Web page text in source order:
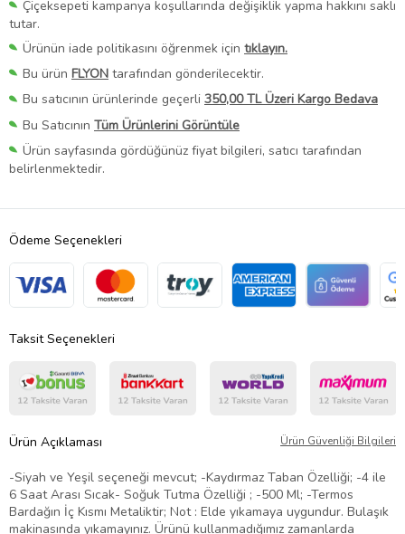
Çiçeksepeti kampanya koşullarında değişiklik yapma hakkını saklı
tutar.
Ürünün iade politikasını öğrenmek için tıklayın.
Bu ürün FLYON tarafından gönderilecektir.
Bu satıcının ürünlerinde geçerli 350,00 TL Üzeri Kargo Bedava
Bu Satıcının Tüm Ürünlerini Görüntüle
Ürün sayfasında gördüğünüz fiyat bilgileri, satıcı tarafından
belirlenmektedir.
Ödeme Seçenekleri
Taksit Seçenekleri
Ürün Açıklaması Ürün Güvenliği Bilgileri
-Siyah ve Yeşil seçeneği mevcut; -Kaydırmaz Taban Özelliği; -4 ile
6 Saat Arası Sıcak- Soğuk Tutma Özelliği ; -500 Ml; -Termos
Bardağın İç Kısmı Metaliktir; Not : Elde yıkamaya uygundur. Bulaşık
makinasında yıkamayınız. Ürünü kullanmadığımız zamanlarda